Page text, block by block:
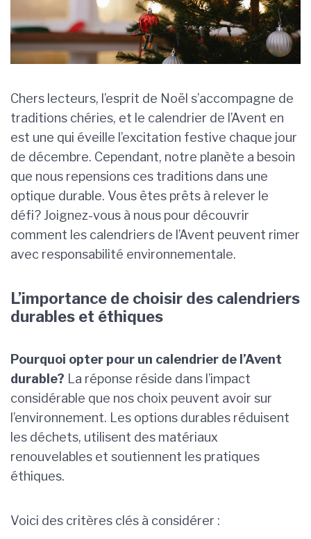
Chers lecteurs, l’esprit de Noël s’accompagne de
traditions chéries, et le calendrier de l’Avent en
est une qui éveille l’excitation festive chaque jour
de décembre. Cependant, notre planète a besoin
que nous repensions ces traditions dans une
optique durable. Vous êtes prêts à relever le
défi? Joignez-vous à nous pour découvrir
comment les calendriers de l’Avent peuvent rimer
avec responsabilité environnementale.
L’importance de choisir des calendriers
durables et éthiques
Pourquoi opter pour un calendrier de l’Avent
durable? La réponse réside dans l’impact
considérable que nos choix peuvent avoir sur
l’environnement. Les options durables réduisent
les déchets, utilisent des matériaux
renouvelables et soutiennent les pratiques
éthiques.
Voici des critères clés à considérer :